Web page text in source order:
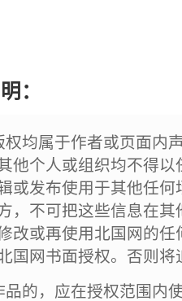
：
均属于作者或页面内
他个人或组织均不得
或发布使用于其他任
，不可把这些信息在
改或再使用北国网的
国网书面授权。否则将
的，应在授权范围内